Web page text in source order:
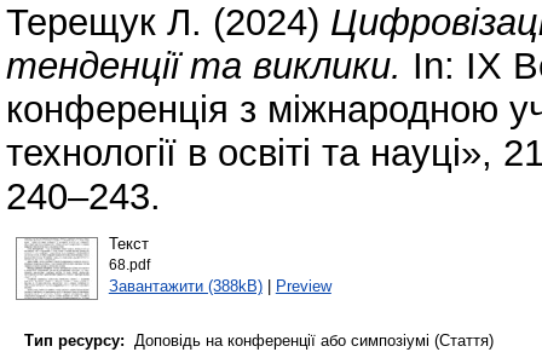
Терещук Л. (2024)
тенденції та виклики. In: ІХ
конференція з міжнародною
технології в освіті та
240–243.
Текст
68.pdf
Завантажити (388kB)| Preview
Тип ресурсу: Доповідь на конференції або симпозіумі (Стаття)